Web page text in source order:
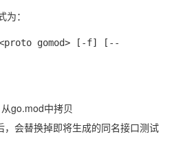
：
gomod> [-f] [--
go.mod中拷贝
会替换掉即将生成的同名接口测试